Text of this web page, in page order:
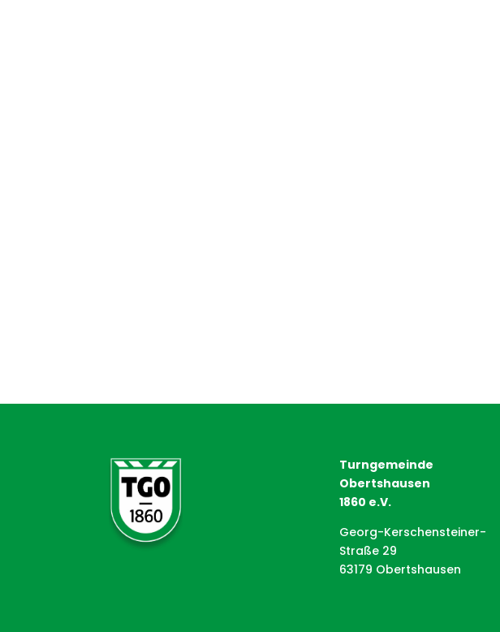
Turngemeinde
Obertshausen
1860 e.V.
Georg-Kerschensteiner-
Straße 29
63179 Obertshausen